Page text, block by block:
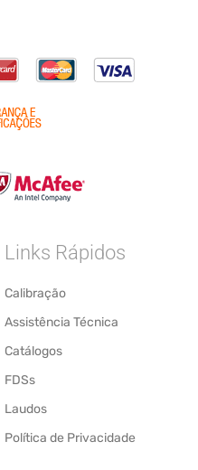
Links Rápidos
Calibração
Assistência Técnica
Catálogos
FDSs
Laudos
Política de Privacidade